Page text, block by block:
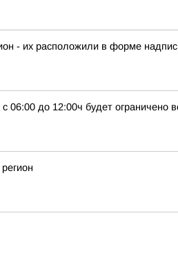
- их расположили в форме
до 12:00ч будет ограничено